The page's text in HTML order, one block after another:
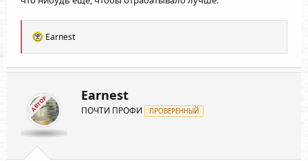
Р
а
к
и
и
:
Earnest
АВТОР Earnest
ПОЧТИ ПРОФИ ПРОВЕРЕННЫЙ